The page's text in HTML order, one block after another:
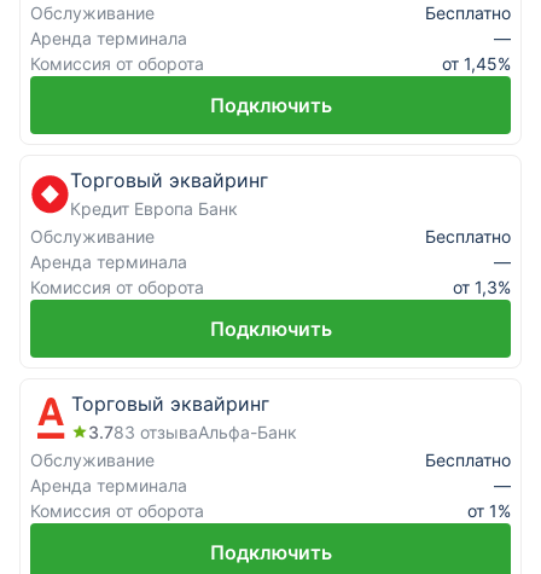
Обслуживание
Бесплатно
Аренда терминала
—
Комиссия от оборота
от 1,45%
Подключить
Торговый эквайринг
Кредит Европа Банк
Обслуживание
Бесплатно
Аренда терминала
—
Комиссия от оборота
от 1,3%
Подключить
Торговый эквайринг
3.783 отзываАльфа-Банк
Обслуживание
Бесплатно
Аренда терминала
—
Комиссия от оборота
от 1%
Подключить